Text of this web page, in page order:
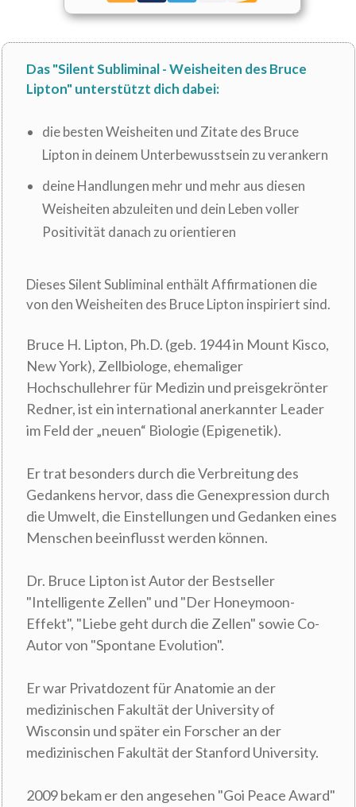
Das "Silent Subliminal - Weisheiten des Bruce
Lipton" unterstützt dich dabei:
die besten Weisheiten und Zitate des Bruce
Lipton in deinem Unterbewusstsein zu verankern
deine Handlungen mehr und mehr aus diesen
Weisheiten abzuleiten und dein Leben voller
Positivität danach zu orientieren
Dieses Silent Subliminal enthält Affirmationen die
von den Weisheiten des Bruce Lipton inspiriert sind.
Bruce H. Lipton, Ph.D. (geb. 1944 in Mount Kisco,
New York), Zellbiologe, ehemaliger
Hochschullehrer für Medizin und preisgekrönter
Redner, ist ein international anerkannter Leader
im Feld der „neuen“ Biologie (Epigenetik).
Er trat besonders durch die Verbreitung des
Gedankens hervor, dass die Genexpression durch
die Umwelt, die Einstellungen und Gedanken eines
Menschen beeinflusst werden können.
Dr. Bruce Lipton ist Autor der Bestseller
"Intelligente Zellen" und "Der Honeymoon-
Effekt", "Liebe geht durch die Zellen" sowie Co-
Autor von "Spontane Evolution".
Er war Privatdozent für Anatomie an der
medizinischen Fakultät der University of
Wisconsin und später ein Forscher an der
medizinischen Fakultät der Stanford University.
2009 bekam er den angesehen "Goi Peace Award"